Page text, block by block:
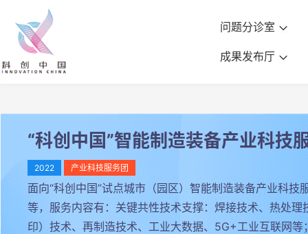
问题分诊室
成果发布厅
“科创中国”智能制造装备产业科技
2022 产业科技服务团
面向“科创中国”试点城市（园区）智能制造装备产业科
等，服务内容有：关键共性技术支撑：焊接技术、热处
印）技术、再制造技术、工业大数据、5G+工业互联网